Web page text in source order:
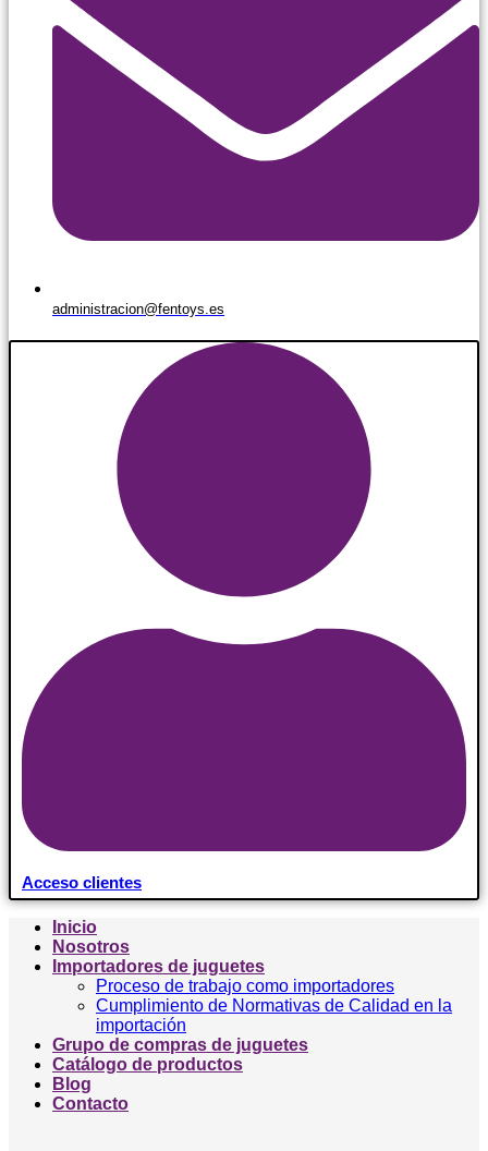
administracion@fentoys.es
Acceso clientes
Inicio
Nosotros
Importadores de juguetes
Proceso de trabajo como importadores
Cumplimiento de Normativas de Calidad en la
importación
Grupo de compras de juguetes
Catálogo de productos
Blog
Contacto